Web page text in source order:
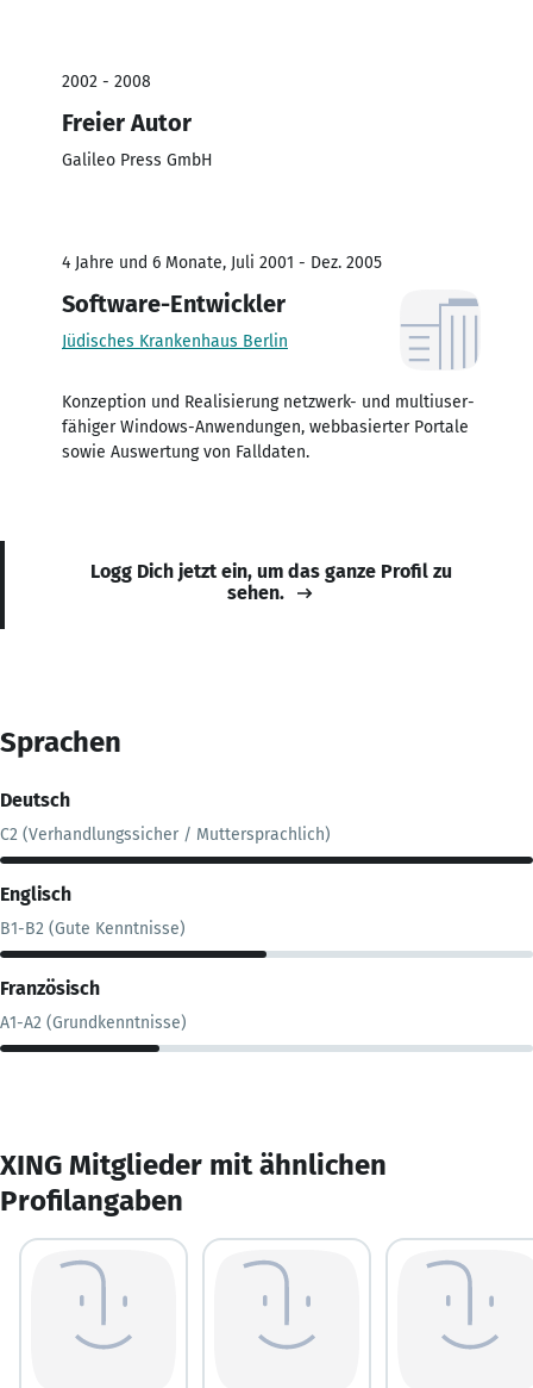
2002 - 2008
Freier Autor
Galileo Press GmbH
4 Jahre und 6 Monate, Juli 2001 - Dez. 2005
Software-Entwickler
Jüdisches Krankenhaus Berlin
Konzeption und Realisierung netzwerk- und multiuser-
fähiger Windows-Anwendungen, webbasierter Portale
sowie Auswertung von Falldaten.
Logg Dich jetzt ein, um das ganze Profil zu
sehen.
Sprachen
Deutsch
C2 (Verhandlungssicher / Muttersprachlich)
Englisch
B1-B2 (Gute Kenntnisse)
Französisch
A1-A2 (Grundkenntnisse)
XING Mitglieder mit ähnlichen
Profilangaben